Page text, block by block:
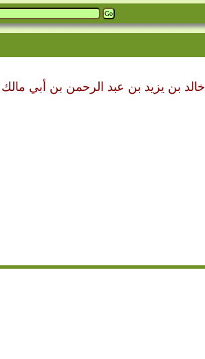
خالد بن يزيد بن عبد الرحمن بن أبي